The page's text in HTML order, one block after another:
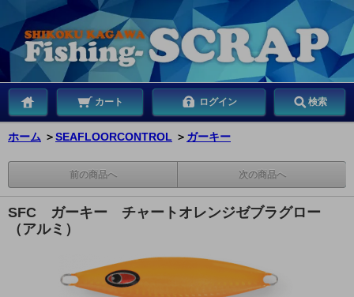
カート ログイン 検索
ホーム ＞SEAFLOORCONTROL ＞ ガーキー
前の商品へ 次の商品へ
SFC ガーキー チャートオレンジゼブラグロー
（アルミ）